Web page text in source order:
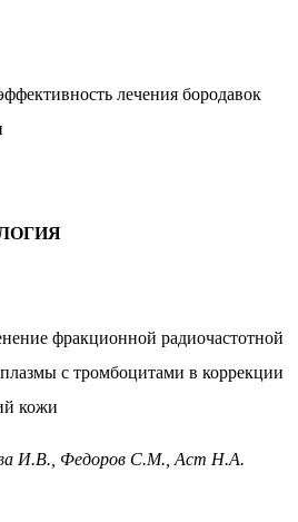
лечения бородавок
фракционной радиочастотной
с тромбоцитами в коррекции
кожи
И.В., Федоров С.М., Аст Н.А.